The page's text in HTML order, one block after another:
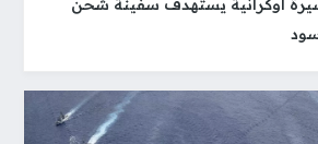
أوكرانية يستهدف سفينة شحن